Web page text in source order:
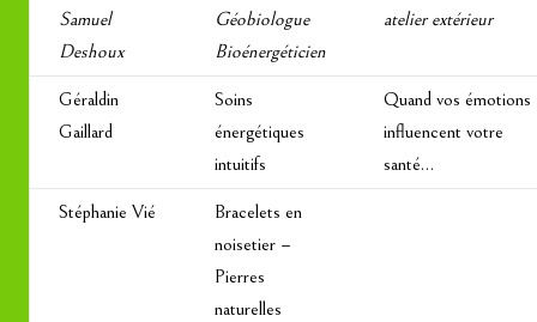
Samuel
Deshoux
Géobiologue
Bioénergéticien
atelier extérieur
Géraldin
Gaillard
Soins
énergétiques
intuitifs
Quand vos émotions
influencent votre
santé…
Stéphanie Vié
Bracelets en
noisetier –
Pierres
naturelles